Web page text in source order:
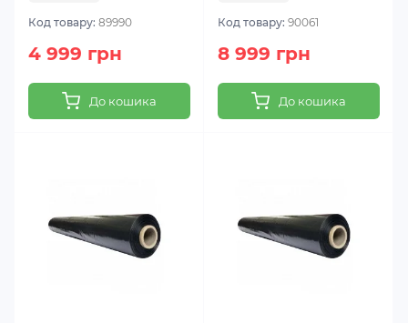
Код товару: 89990
4 999 грн
До кошика
Код товару: 90061
8 999 грн
До кошика